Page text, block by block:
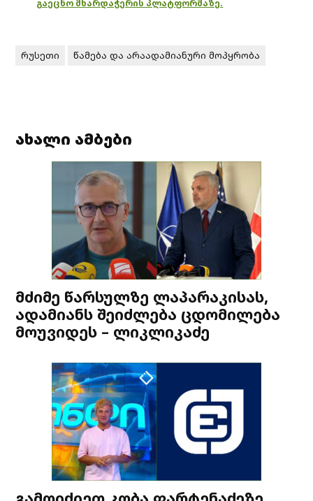
გაეცნო მხარდაჭერის პლატფორმაზე.
რუსეთი წამება და არაადამიანური მოპყრობა
ახალი ამბები
მძიმე წარსულზე ლაპარაკისას,
ადამიანს შეიძლება ცდომილება
მოუვიდეს – ლიკლიკაძე